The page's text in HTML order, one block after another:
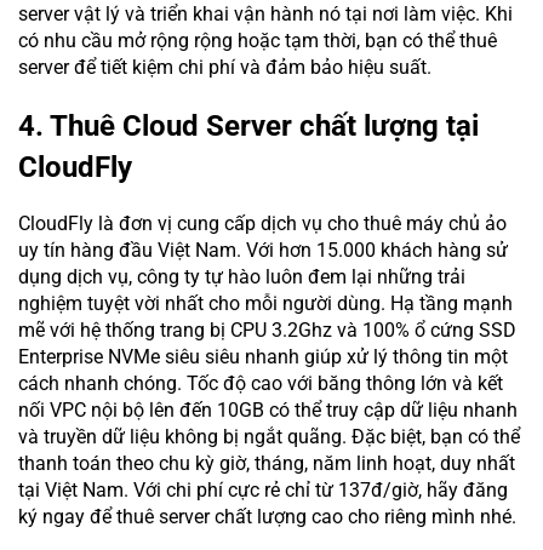
server vật lý và triển khai vận hành nó tại nơi làm việc. Khi
có nhu cầu mở rộng rộng hoặc tạm thời, bạn có thể thuê
server để tiết kiệm chi phí và đảm bảo hiệu suất.
4. Thuê Cloud Server chất lượng tại
CloudFly
CloudFly là đơn vị cung cấp dịch vụ cho thuê máy chủ ảo
uy tín hàng đầu Việt Nam. Với hơn 15.000 khách hàng sử
dụng dịch vụ, công ty tự hào luôn đem lại những trải
nghiệm tuyệt vời nhất cho mỗi người dùng. Hạ tầng mạnh
mẽ với hệ thống trang bị CPU 3.2Ghz và 100% ổ cứng SSD
Enterprise NVMe siêu siêu nhanh giúp xử lý thông tin một
cách nhanh chóng. Tốc độ cao với băng thông lớn và kết
nối VPC nội bộ lên đến 10GB có thể truy cập dữ liệu nhanh
và truyền dữ liệu không bị ngắt quãng. Đặc biệt, bạn có thể
thanh toán theo chu kỳ giờ, tháng, năm linh hoạt, duy nhất
tại Việt Nam. Với chi phí cực rẻ chỉ từ 137đ/giờ, hãy đăng
ký ngay để thuê server chất lượng cao cho riêng mình nhé.